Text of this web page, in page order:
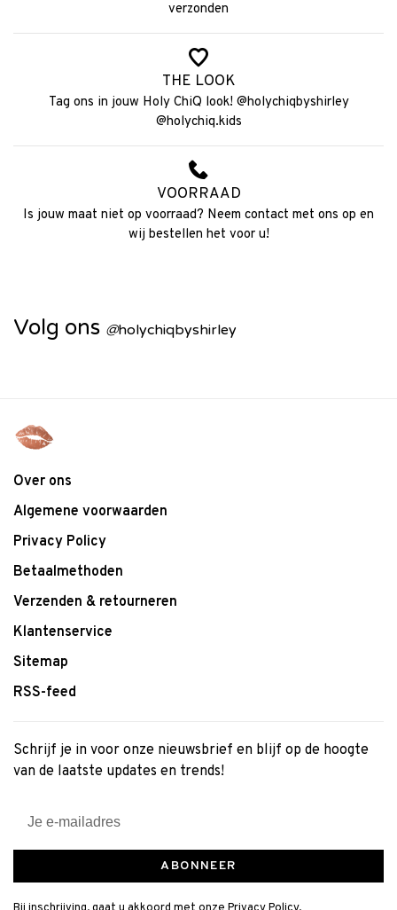
verzonden
THE LOOK
Tag ons in jouw Holy ChiQ look! @holychiqbyshirley
@holychiq.kids
VOORRAAD
Is jouw maat niet op voorraad? Neem contact met ons op en
wij bestellen het voor u!
Volg ons @holychiqbyshirley
Over ons
Algemene voorwaarden
Privacy Policy
Betaalmethoden
Verzenden & retourneren
Klantenservice
Sitemap
RSS-feed
Schrijf je in voor onze nieuwsbrief en blijf op de hoogte
van de laatste updates en trends!
ABONNEER